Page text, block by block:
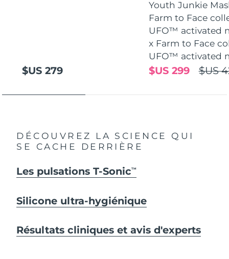
$US 279
Youth Junkie
Farm to Face
UFO™ activated
x Farm to Face
UFO™ activated
$US
$US 299
DÉCOUVREZ LA SCIENCE QUI
SE CACHE DERRIÈRE
Les pulsations T-SonicTM
Silicone ultra-hygiénique
Résultats cliniques et avis d'experts